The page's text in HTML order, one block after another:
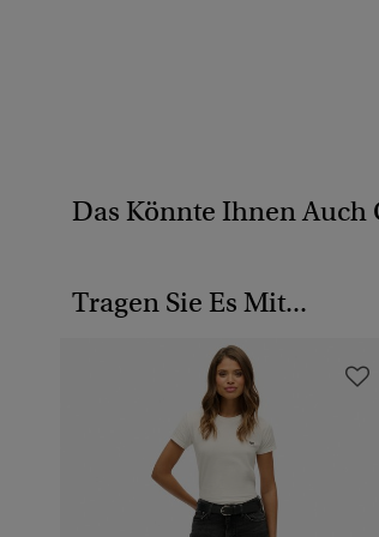
Das Könnte Ihnen Auch
Tragen Sie Es Mit...